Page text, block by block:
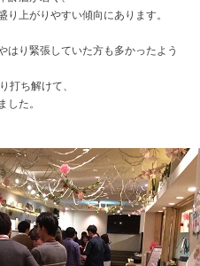
上がりやすい傾向にあります。
はり緊張していた方も多かったよう
打ち解けて、
した。